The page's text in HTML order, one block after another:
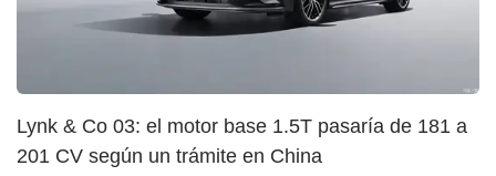
Lynk & Co 03: el motor base 1.5T pasaría de 181 a
201 CV según un trámite en China